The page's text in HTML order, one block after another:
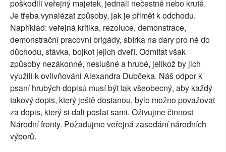
poškodili veřejný majetek, jednali nečestně nebo krutě.
Je třeba vynalézat způsoby, jak je přimět k odchodu.
Například: veřejná kritika, rezoluce, demonstrace,
demonstrační pracovní brigády, sbírka na dary pro ně do
důchodu, stávka, bojkot jejich dveří. Odmítat však
způsoby nezákonné, neslušné a hrubé, jelikož by jich
využili k ovlivňováni Alexandra Dubčeka. Náš odpor k
psaní hrubých dopisů musí být tak všeobecný, aby každý
takový dopis, který ještě dostanou, bylo možno považovat
za dopis, který si dali poslat sami. Oživujme činnost
Národní fronty. Požadujme veřejná zasedání národních
výborů.